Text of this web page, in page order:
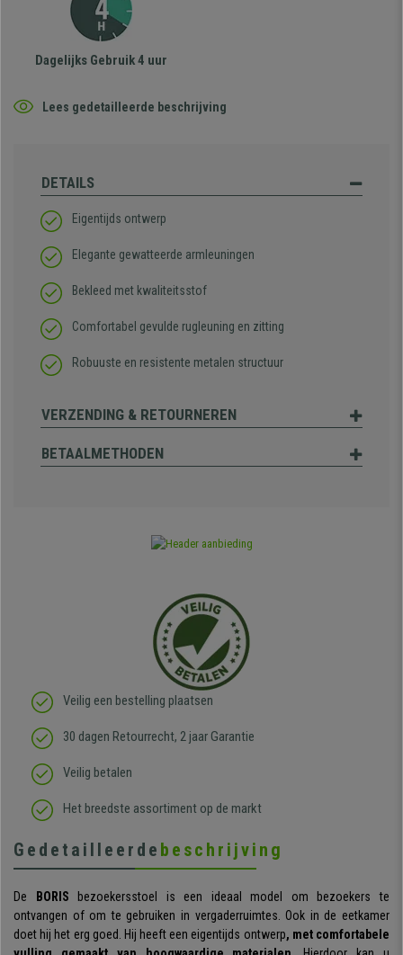
Dagelijks Gebruik 4 uur
Lees gedetailleerde beschrijving
DETAILS
Eigentijds ontwerp
Elegante gewatteerde armleuningen
Bekleed met kwaliteitsstof
Comfortabel gevulde rugleuning en zitting
Robuuste en resistente metalen structuur
VERZENDING & RETOURNEREN
BETAALMETHODEN
Veilig een bestelling plaatsen
30 dagen Retourrecht, 2 jaar Garantie
Veilig betalen
Het breedste assortiment op de markt
Gedetailleerde beschrijving
De BORIS
bezoekersstoel is een ideaal model om bezoekers te
ontvangen of om te gebruiken in vergaderruimtes. Ook in de eetkamer
doet hij het erg goed. Hij heeft een eigentijds ontwerp, met comfortabele